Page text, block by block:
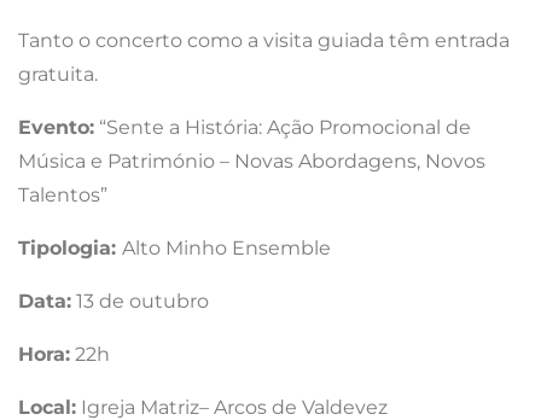
Tanto o concerto como a visita guiada têm entrada
gratuita.
Evento: “Sente a História: Ação Promocional de
Música e Património – Novas Abordagens, Novos
Talentos”
Tipologia: Alto Minho Ensemble
Data: 13 de outubro
Hora: 22h
Local: Igreja Matriz– Arcos de Valdevez